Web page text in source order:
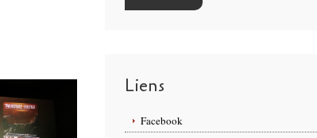
Liens
Facebook